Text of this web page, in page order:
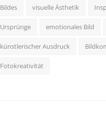
Bildes visuelle Ästhetik
Ursprünge emotionales Bild
künstlerischer Ausdruck
Fotokreativität